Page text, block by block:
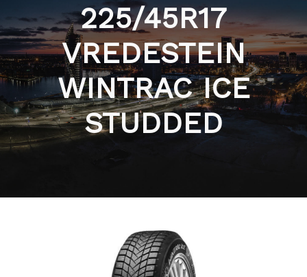
225/45R17
VREDESTEIN
WINTRAC ICE
STUDDED